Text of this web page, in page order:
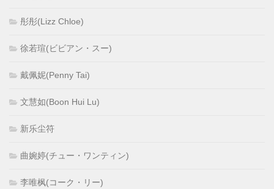
彤彤(Lizz Chloe)
徐若瑄(ビビアン・スー)
戴佩妮(Penny Tai)
文慧如(Boon Hui Lu)
新乐尘符
曲婉婷(チュー・ワンティン)
李唯枫(コーク・リー)